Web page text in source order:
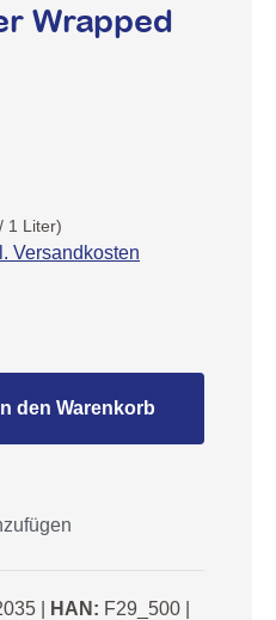
Wrapped
1 Liter)
Versandkosten
Gib den
In den Warenkorb
HAN: F29_500